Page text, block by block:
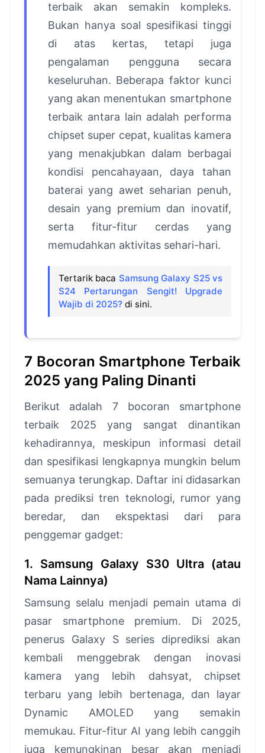
terbaik akan semakin kompleks.
Bukan hanya soal spesifikasi tinggi
di atas kertas, tetapi juga
pengalaman pengguna secara
keseluruhan. Beberapa faktor kunci
yang akan menentukan smartphone
terbaik antara lain adalah performa
chipset super cepat, kualitas kamera
yang menakjubkan dalam berbagai
kondisi pencahayaan, daya tahan
baterai yang awet seharian penuh,
desain yang premium dan inovatif,
serta fitur-fitur cerdas yang
memudahkan aktivitas sehari-hari.
Tertarik baca Samsung Galaxy S25 vs
S24 Pertarungan Sengit! Upgrade
Wajib di 2025? di sini.
7 Bocoran Smartphone Terbaik
2025 yang Paling Dinanti
Berikut adalah 7 bocoran smartphone
terbaik 2025 yang sangat dinantikan
kehadirannya, meskipun informasi detail
dan spesifikasi lengkapnya mungkin belum
semuanya terungkap. Daftar ini didasarkan
pada prediksi tren teknologi, rumor yang
beredar, dan ekspektasi dari para
penggemar gadget:
1. Samsung Galaxy S30 Ultra (atau
Nama Lainnya)
Samsung selalu menjadi pemain utama di
pasar smartphone premium. Di 2025,
penerus Galaxy S series diprediksi akan
kembali menggebrak dengan inovasi
kamera yang lebih dahsyat, chipset
terbaru yang lebih bertenaga, dan layar
Dynamic AMOLED yang semakin
memukau. Fitur-fitur AI yang lebih canggih
juga kemungkinan besar akan menjadi